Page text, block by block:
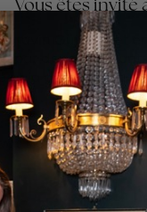
Guide met
par des
et la découverte
verre
VOS MODIFICATIONS
Jeton